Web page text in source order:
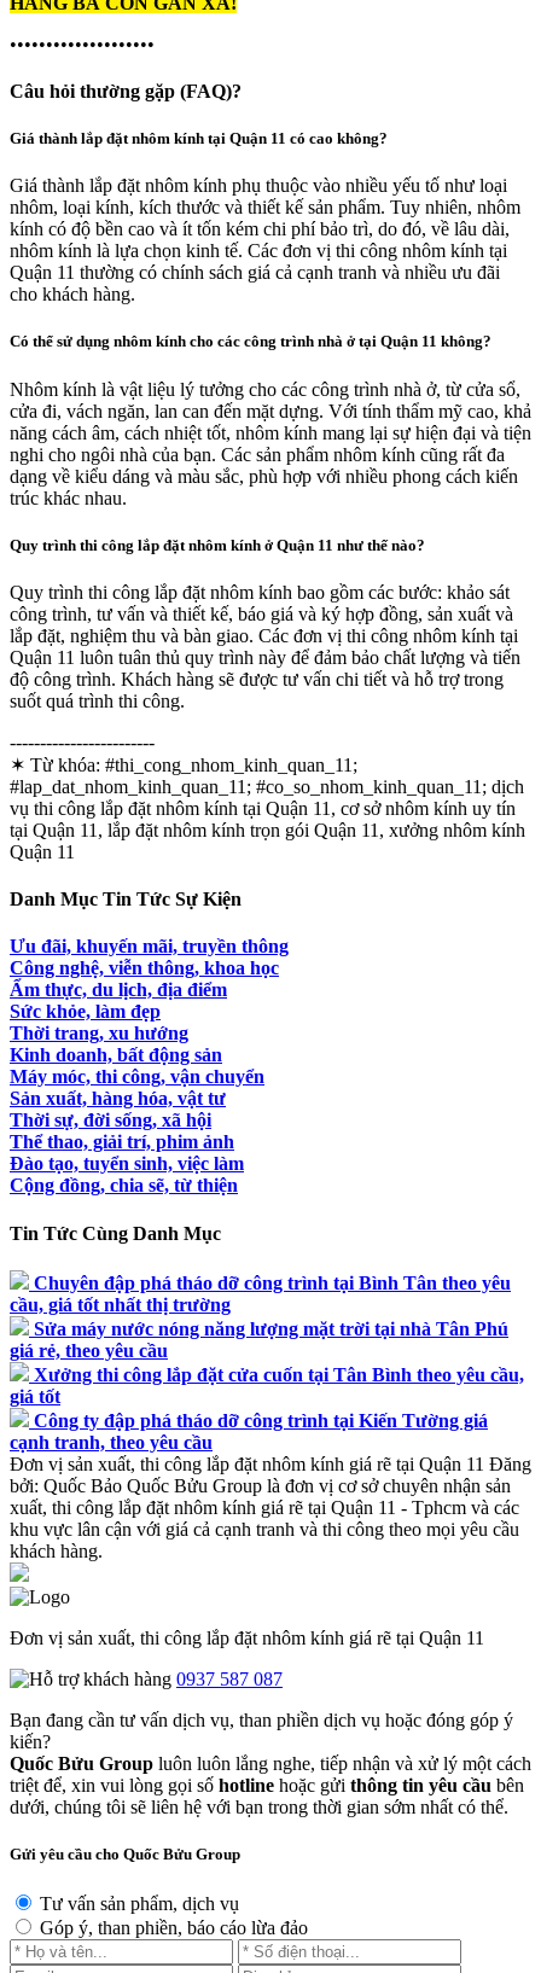
••••••••••••••••••••
Câu hỏi thường gặp (FAQ)?
Giá thành lắp đặt nhôm kính tại Quận 11 có cao không?
Giá thành lắp đặt nhôm kính phụ thuộc vào nhiều yếu tố như loại
nhôm, loại kính, kích thước và thiết kế sản phẩm. Tuy nhiên, nhôm
kính có độ bền cao và ít tốn kém chi phí bảo trì, do đó, về lâu dài,
nhôm kính là lựa chọn kinh tế. Các đơn vị thi công nhôm kính tại
Quận 11 thường có chính sách giá cả cạnh tranh và nhiều ưu đãi
cho khách hàng.
Có thể sử dụng nhôm kính cho các công trình nhà ở tại Quận 11 không?
Nhôm kính là vật liệu lý tưởng cho các công trình nhà ở, từ cửa sổ,
cửa đi, vách ngăn, lan can đến mặt dựng. Với tính thẩm mỹ cao, khả
năng cách âm, cách nhiệt tốt, nhôm kính mang lại sự hiện đại và tiện
nghi cho ngôi nhà của bạn. Các sản phẩm nhôm kính cũng rất đa
dạng về kiểu dáng và màu sắc, phù hợp với nhiều phong cách kiến
trúc khác nhau.
Quy trình thi công lắp đặt nhôm kính ở Quận 11 như thế nào?
Quy trình thi công lắp đặt nhôm kính bao gồm các bước: khảo sát
công trình, tư vấn và thiết kế, báo giá và ký hợp đồng, sản xuất và
lắp đặt, nghiệm thu và bàn giao. Các đơn vị thi công nhôm kính tại
Quận 11 luôn tuân thủ quy trình này để đảm bảo chất lượng và tiến
độ công trình. Khách hàng sẽ được tư vấn chi tiết và hỗ trợ trong
suốt quá trình thi công.
------------------------
✶ Từ khóa: #thi_cong_nhom_kinh_quan_11;
#lap_dat_nhom_kinh_quan_11; #co_so_nhom_kinh_quan_11; dịch
vụ thi công lắp đặt nhôm kính tại Quận 11, cơ sở nhôm kính uy tín
tại Quận 11, lắp đặt nhôm kính trọn gói Quận 11, xưởng nhôm kính
Quận 11
Danh Mục Tin Tức Sự Kiện
Ưu đãi, khuyến mãi, truyền thông
Công nghệ, viễn thông, khoa học
Ẩm thực, du lịch, địa điểm
Sức khỏe, làm đẹp
Thời trang, xu hướng
Kinh doanh, bất động sản
Máy móc, thi công, vận chuyển
Sản xuất, hàng hóa, vật tư
Thời sự, đời sống, xã hội
Thể thao, giải trí, phim ảnh
Đào tạo, tuyển sinh, việc làm
Cộng đồng, chia sẽ, từ thiện
Tin Tức Cùng Danh Mục
Chuyên đập phá tháo dỡ công trình tại Bình Tân theo yêu
cầu, giá tốt nhất thị trường
Sửa máy nước nóng năng lượng mặt trời tại nhà Tân Phú
giá rẻ, theo yêu cầu
Xưởng thi công lắp đặt cửa cuốn tại Tân Bình theo yêu cầu,
giá tốt
Công ty đập phá tháo dỡ công trình tại Kiến Tường giá
cạnh tranh, theo yêu cầu
Đơn vị sản xuất, thi công lắp đặt nhôm kính giá rẽ tại Quận 11 Đăng
bởi: Quốc Bảo Quốc Bửu Group là đơn vị cơ sở chuyên nhận sản
xuất, thi công lắp đặt nhôm kính giá rẽ tại Quận 11 - Tphcm và các
khu vực lân cận với giá cả cạnh tranh và thi công theo mọi yêu cầu
khách hàng.
Đơn vị sản xuất, thi công lắp đặt nhôm kính giá rẽ tại Quận 11
0937 587 087
Bạn đang cần tư vấn dịch vụ, than phiền dịch vụ hoặc đóng góp ý
kiến?
Quốc Bửu Group luôn luôn lắng nghe, tiếp nhận và xử lý một cách
triệt để, xin vui lòng gọi số hotline hoặc gửi thông tin yêu cầu bên
dưới, chúng tôi sẽ liên hệ với bạn trong thời gian sớm nhất có thể.
Gửi yêu cầu cho Quốc Bửu Group
Tư vấn sản phẩm, dịch vụ
Góp ý, than phiền, báo cáo lừa đảo